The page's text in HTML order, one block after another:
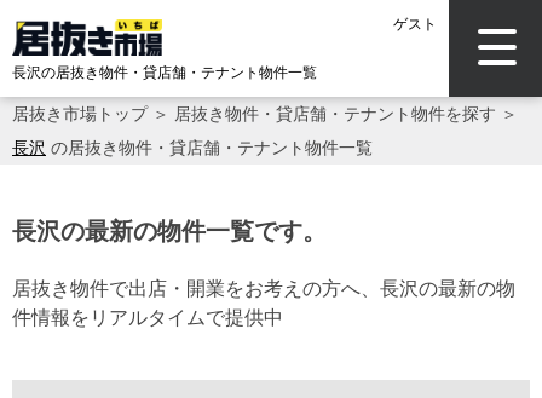
ゲスト
長沢の居抜き物件・貸店舗・テナント物件一覧
居抜き市場トップ＞ 居抜き物件・貸店舗・テナント物件を探す ＞
長沢 の居抜き物件・貸店舗・テナント物件一覧
長沢の最新の物件一覧です。
居抜き物件で出店・開業をお考えの方へ、長沢の最新の物
件情報をリアルタイムで提供中